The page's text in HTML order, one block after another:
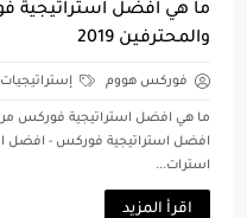
ما هي افضل استراتيجية
والمحترفين 2019
فوركس هووم
افضل استراتيجية فوركس - افضل
استرات...
اقرأ المزيد